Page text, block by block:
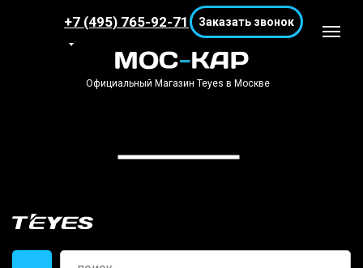
Официальный Магазин Teyes в Москве
+7 (495) 765-92-71 Заказать звонок